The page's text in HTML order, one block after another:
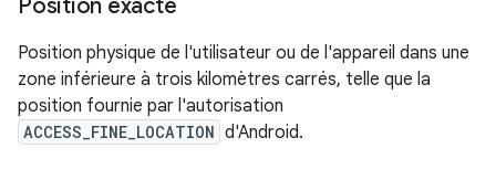
Position exacte
Position physique de l'utilisateur ou de l'appareil dans une
zone inférieure à trois kilomètres carrés, telle que la
position fournie par l'autorisation
ACCESS_FINE_LOCATION d'Android.